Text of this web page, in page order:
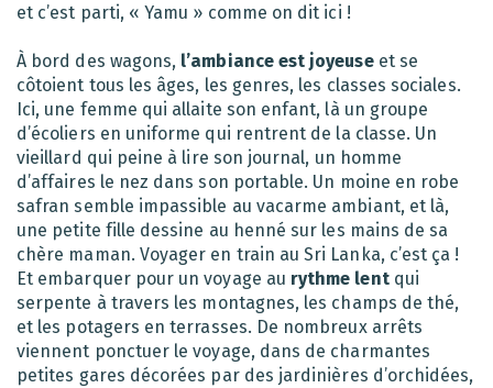
et c’est parti, « Yamu » comme on dit ici !
À bord des wagons, l’ambiance est joyeuseet se
côtoient tous les âges, les genres, les classes sociales.
Ici, une femme qui allaite son enfant, là un groupe
d’écoliers en uniforme qui rentrent de la classe. Un
vieillard qui peine à lire son journal, un homme
d’affaires le nez dans son portable. Un moine en robe
safran semble impassible au vacarme ambiant, et là,
une petite fille dessine au henné sur les mains de sa
chère maman. Voyager en train au Sri Lanka, c’est ça !
Et embarquer pour un voyage au rythme lentqui
serpente à travers les montagnes, les champs de thé,
et les potagers en terrasses. De nombreux arrêts
viennent ponctuer le voyage, dans de charmantes
petites gares décorées par des jardinières d’orchidées,